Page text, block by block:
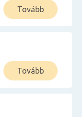
Tovább
Tovább